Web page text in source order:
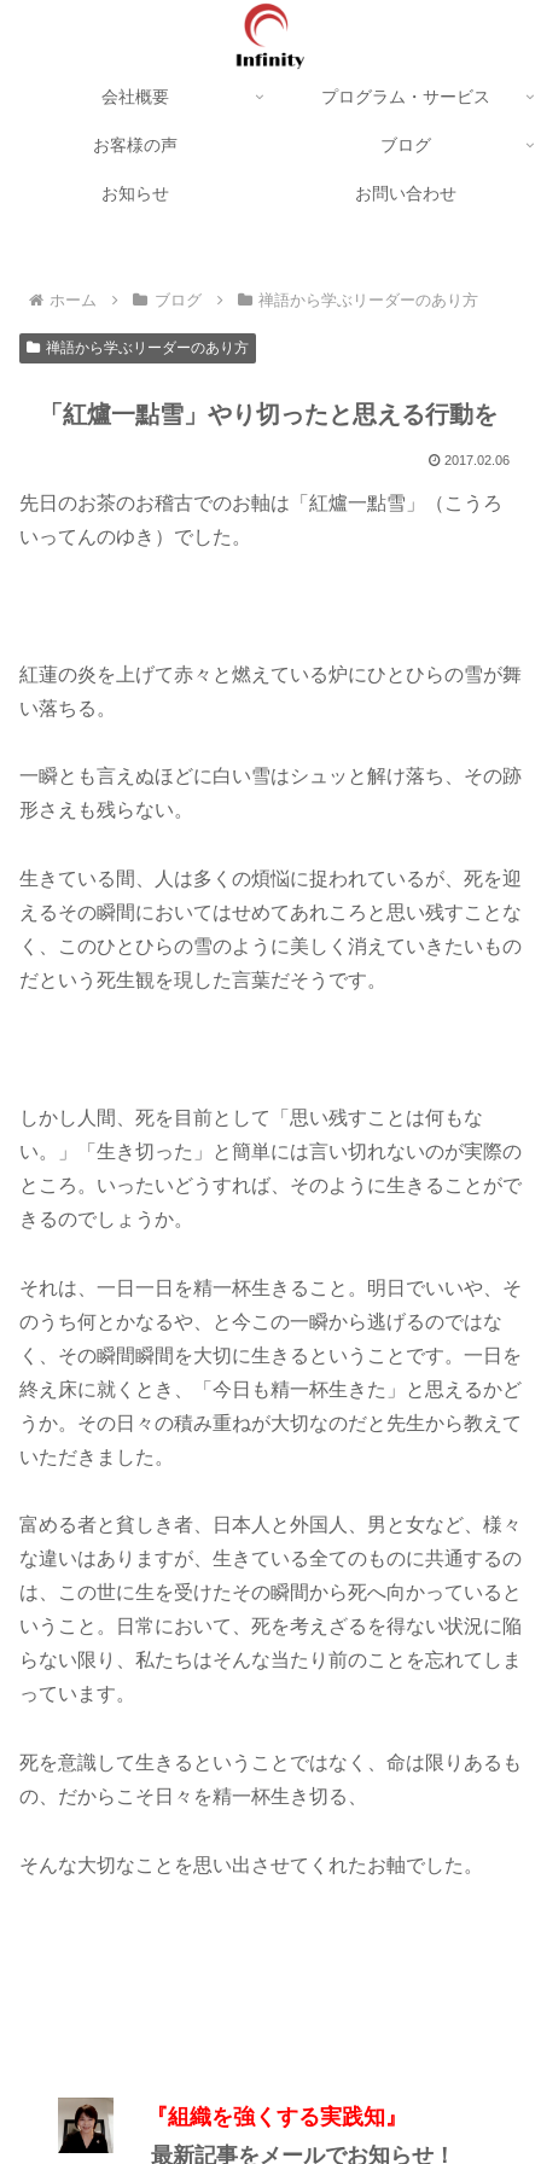
会社概要 プログラム・サービス
お客様の声 ブログ
お知らせ お問い合わせ
ホーム ブログ 禅語から学ぶリーダーのあり方
禅語から学ぶリーダーのあり方
「紅爐一點雪」やり切ったと思える行動を
2017.02.06
先日のお茶のお稽古でのお軸は「紅爐一點雪」（こうろ
いってんのゆき）でした。
紅蓮の炎を上げて赤々と燃えている炉にひとひらの雪が舞
い落ちる。
一瞬とも言えぬほどに白い雪はシュッと解け落ち、その跡
形さえも残らない。
生きている間、人は多くの煩悩に捉われているが、死を迎
えるその瞬間においてはせめてあれころと思い残すことな
く、このひとひらの雪のように美しく消えていきたいもの
だという死生観を現した言葉だそうです。
しかし人間、死を目前として「思い残すことは何もな
い。」「生き切った」と簡単には言い切れないのが実際の
ところ。いったいどうすれば、そのように生きることがで
きるのでしょうか。
それは、一日一日を精一杯生きること。明日でいいや、そ
のうち何とかなるや、と今この一瞬から逃げるのではな
く、その瞬間瞬間を大切に生きるということです。一日を
終え床に就くとき、「今日も精一杯生きた」と思えるかど
うか。その日々の積み重ねが大切なのだと先生から教えて
いただきました。
富める者と貧しき者、日本人と外国人、男と女など、様々
な違いはありますが、生きている全てのものに共通するの
は、この世に生を受けたその瞬間から死へ向かっていると
いうこと。日常において、死を考えざるを得ない状況に陥
らない限り、私たちはそんな当たり前のことを忘れてしま
っています。
死を意識して生きるということではなく、命は限りあるも
の、だからこそ日々を精一杯生き切る、
そんな大切なことを思い出させてくれたお軸でした。
『組織を強くする実践知』
最新記事をメールでお知らせ！